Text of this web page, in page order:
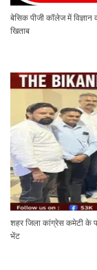
बेसिक पीजी कॉलेज में
खिताब
शहर जिला कांग्रेस कमेटी के
भेंट